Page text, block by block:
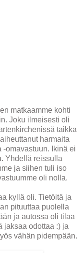
matkaamme kohti
Joku ilmeisesti oli
taikka
harmaita
-omavastuun. Ikinä ei
Yhdellä reissulla
ja siihen tuli iso
oli nolla.
kyllä oli. Tietöitä ja
pituuttaa puolella
ja autossa oli tilaa
jaksaa odottaa :) ja
vähän pidempään.